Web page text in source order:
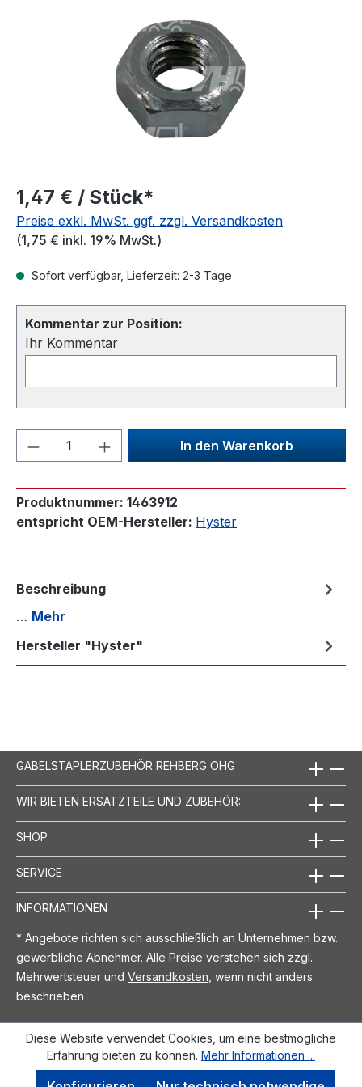
1,47 € / Stück*
Preise exkl. MwSt. ggf. zzgl. Versandkosten
(1,75 € inkl. 19% MwSt.)
Sofort verfügbar, Lieferzeit: 2-3 Tage
Kommentar zur Position:
Ihr Kommentar
Produkt Anzahl: Gib denIn den Warenkorb
Produktnummer: 1463912
entspricht OEM-Hersteller: Hyster
Beschreibung
… Mehr
Hersteller "Hyster"
GABELSTAPLERZUBEHÖR REHBERG OHG
WIR BIETEN ERSATZTEILE UND ZUBEHÖR:
SHOP
SERVICE
INFORMATIONEN
* Angebote richten sich ausschließlich an Unternehmen bzw.
gewerbliche Abnehmer. Alle Preise verstehen sich zzgl.
Mehrwertsteuer und Versandkosten , wenn nicht anders
beschrieben
Diese Website verwendet Cookies, um eine bestmögliche
Erfahrung bieten zu können. Mehr Informationen ...